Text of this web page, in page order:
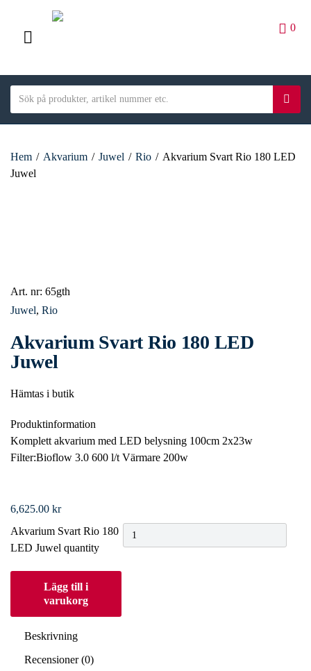
M
E
N
U
a
e
g
e
e
a
c
h
S
0
Hem / Akvarium / Juwel / Rio / Akvarium Svart Rio 180 LED
Juwel
Art. nr: 65gth
Juwel, Rio
Akvarium Svart Rio 180 LED
Juwel
Hämtas i butik
Produktinformation
Komplett akvarium med LED belysning 100cm 2x23w
Filter:Bioflow 3.0 600 l/t Värmare 200w
6,625.00 kr
Akvarium Svart Rio 180
LED Juwel quantity
Lägg till i
varukorg
Beskrivning
Recensioner (0)